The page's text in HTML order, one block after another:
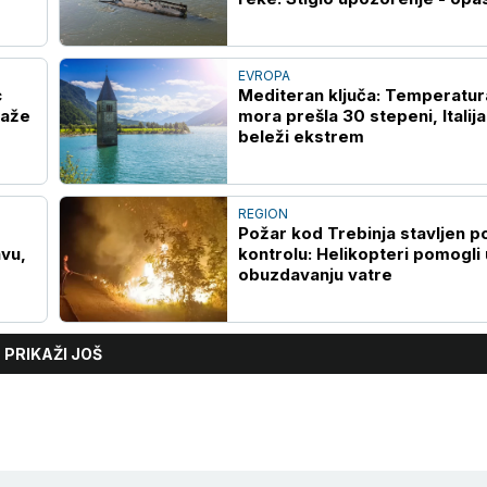
EVROPA
Mediteran ključa:
mora prešla 30 stepeni, Italija
beleži ekstrem
REGION
Požar kod Trebinja stavljen
kontrolu: Helikopteri pomogli
obuzdavanju vatre
PRIKAŽI JOŠ